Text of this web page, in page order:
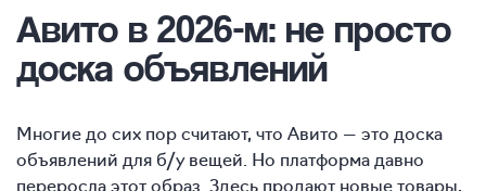
Авито в 2026-м: не просто
доска объявлений
Многие до сих пор считают, что Авито — это доска
объявлений для б/у вещей. Но платформа давно
переросла этот образ. Здесь продают новые товары,